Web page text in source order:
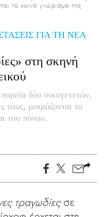
ΓΙΑ ΤΗ ΝΕΑ
στη σκηνή
δύο οικογενειών,
τους, μοιράζονται το
του πόνου.
το κοινό γνώρισμα της
τραγωδίεςσε